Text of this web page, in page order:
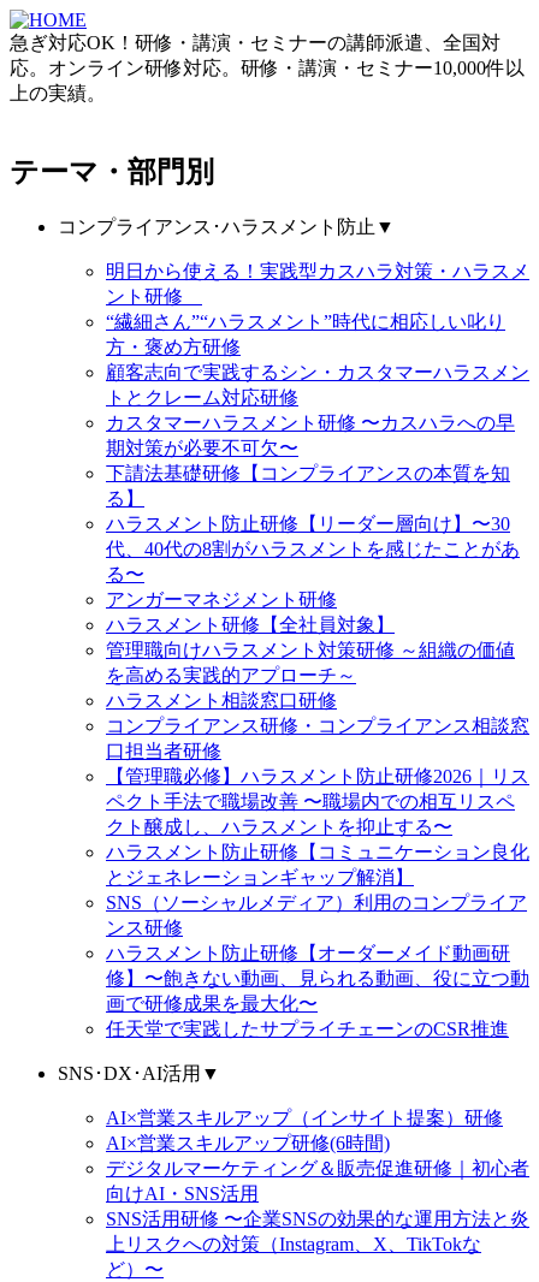
急ぎ対応OK！研修・講演・セミナーの講師派遣、全国対
応。オンライン研修対応。研修・講演・セミナー10,000件以
上の実績。
テーマ・部門別
コンプライアンス･ハラスメント防止 ▼
明日から使える！実践型カスハラ対策・ハラスメ
ント研修
“繊細さん”“ハラスメント”時代に相応しい叱り
方・褒め方研修
顧客志向で実践するシン・カスタマーハラスメン
トとクレーム対応研修
カスタマーハラスメント研修 〜カスハラへの早
期対策が必要不可欠〜
下請法基礎研修【コンプライアンスの本質を知
る】
ハラスメント防止研修【リーダー層向け】〜30
代、40代の8割がハラスメントを感じたことがあ
る〜
アンガーマネジメント研修
ハラスメント研修【全社員対象】
管理職向けハラスメント対策研修 ～組織の価値
を高める実践的アプローチ～
ハラスメント相談窓口研修
コンプライアンス研修・コンプライアンス相談窓
口担当者研修
【管理職必修】ハラスメント防止研修2026｜リス
ペクト手法で職場改善 〜職場内での相互リスペ
クト醸成し、ハラスメントを抑止する〜
ハラスメント防止研修【コミュニケーション良化
とジェネレーションギャップ解消】
SNS（ソーシャルメディア）利用のコンプライア
ンス研修
ハラスメント防止研修【オーダーメイド動画研
修】〜飽きない動画、見られる動画、役に立つ動
画で研修成果を最大化〜
任天堂で実践したサプライチェーンのCSR推進
SNS･DX･AI活用 ▼
AI×営業スキルアップ（インサイト提案）研修
AI×営業スキルアップ研修(6時間)
デジタルマーケティング＆販売促進研修｜初心者
向けAI・SNS活用
SNS活用研修 〜企業SNSの効果的な運用方法と炎
上リスクへの対策（Instagram、X、TikTokな
ど）〜